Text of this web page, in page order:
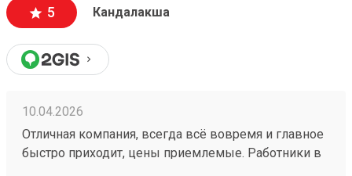
5 Кандалакша
10.04.2026
Отличная компания, всегда всё вовремя и главное
быстро приходит, цены приемлемые. Работники в